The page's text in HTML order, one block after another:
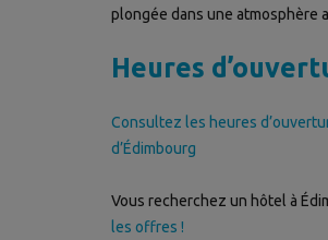
plongée dans une atmosphère
Heures
Consultez les heures
d’Édimbourg
Vous recherchez un hôtel à
les offres !